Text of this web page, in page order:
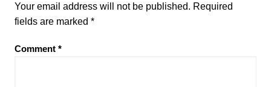
Your email address will not be published. Required
fields are marked *
Comment *